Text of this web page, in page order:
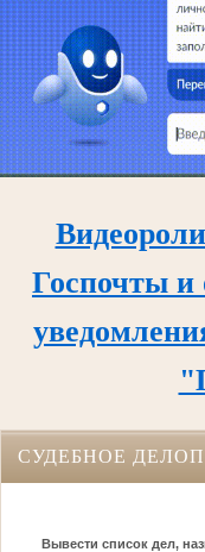
Госпочты и
СУДЕБНОЕ
Вывести список дел,